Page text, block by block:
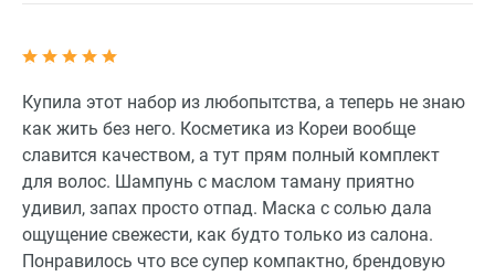
Купила этот набор из любопытства, а теперь не знаю
как жить без него. Косметика из Кореи вообще
славится качеством, а тут прям полный комплект
для волос. Шампунь с маслом таману приятно
удивил, запах просто отпад. Маска с солью дала
ощущение свежести, как будто только из салона.
Понравилось что все супер компактно, брендовую